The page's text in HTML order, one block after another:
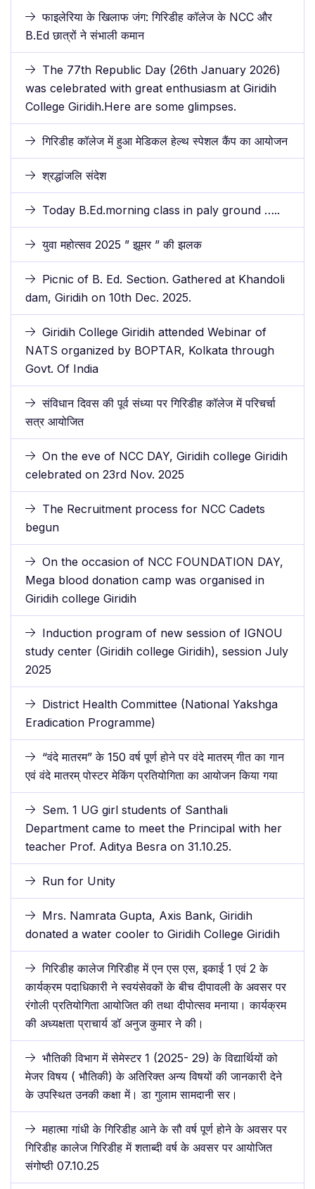
फाइलेरिया के खिलाफ जंग: गिरिडीह कॉलेज के NCC और
B.Ed छात्रों ने संभाली कमान
The 77th Republic Day (26th January 2026)
was celebrated with great enthusiasm at Giridih
College Giridih.Here are some glimpses.
गिरिडीह कॉलेज में हुआ मेडिकल हेल्थ स्पेशल कैंप का आयोजन
श्रद्धांजलि संदेश
Today B.Ed.morning class in paly ground …..
युवा महोत्सव 2025 ” झूमर ” की झलक
Picnic of B. Ed. Section. Gathered at Khandoli
dam, Giridih on 10th Dec. 2025.
Giridih College Giridih attended Webinar of
NATS organized by BOPTAR, Kolkata through
Govt. Of India
संविधान दिवस की पूर्व संध्या पर गिरिडीह कॉलेज में परिचर्चा
सत्र आयोजित
On the eve of NCC DAY, Giridih college Giridih
celebrated on 23rd Nov. 2025
The Recruitment process for NCC Cadets
begun
On the occasion of NCC FOUNDATION DAY,
Mega blood donation camp was organised in
Giridih college Giridih
Induction program of new session of IGNOU
study center (Giridih college Giridih), session July
2025
District Health Committee (National Yakshga
Eradication Programme)
“वंदे मातरम” के 150 वर्ष पूर्ण होने पर वंदे मातरम् गीत का गान
एवं वंदे मातरम् पोस्टर मेकिंग प्रतियोगिता का आयोजन किया गया
Sem. 1 UG girl students of Santhali
Department came to meet the Principal with her
teacher Prof. Aditya Besra on 31.10.25.
Run for Unity
Mrs. Namrata Gupta, Axis Bank, Giridih
donated a water cooler to Giridih College Giridih
गिरिडीह कालेज गिरिडीह में एन एस एस, इकाई 1 एवं 2 के
कार्यक्रम पदाधिकारी ने स्वयंसेवकों के बीच दीपावली के अवसर पर
रंगोली प्रतियोगिता आयोजित की तथा दीपोत्सव मनाया। कार्यक्रम
की अध्यक्षता प्राचार्य डॉ अनुज कुमार ने की।
भौतिकी विभाग में सेमेस्टर 1 (2025- 29) के विद्यार्थियों को
मेजर विषय ( भौतिकी) के अतिरिक्त अन्य विषयों की जानकारी देने
के उपस्थित उनकी कक्षा में। डा गुलाम सामदानी सर।
महात्मा गांधी के गिरिडीह आने के सौ वर्ष पूर्ण होने के अवसर पर
गिरिडीह कालेज गिरिडीह में शताब्दी वर्ष के अवसर पर आयोजित
संगोष्ठी 07.10.25